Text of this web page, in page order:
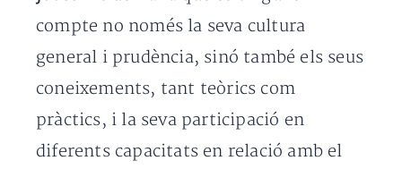
compte no només la seva cultura
general i prudència, sinó també els seus
coneixements, tant teòrics com
pràctics, i la seva participació en
diferents capacitats en relació amb el